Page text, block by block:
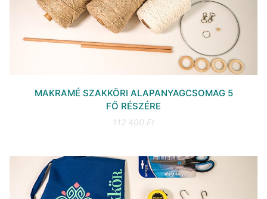
MAKRAMÉ SZAKKÖRI ALAPANYAGCSOMAG 5
FŐ RÉSZÉRE
112 400 Ft